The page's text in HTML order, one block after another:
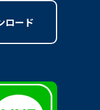
ロード